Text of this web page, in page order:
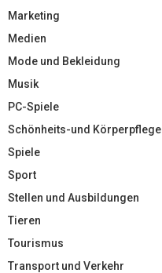
Marketing
Medien
Mode und Bekleidung
Musik
PC-Spiele
Schönheits-und Körperpflege
Spiele
Sport
Stellen und Ausbildungen
Tieren
Tourismus
Transport und Verkehr